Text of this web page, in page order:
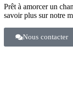
Prêt à amorcer un
savoir plus sur notre
Nous contacter